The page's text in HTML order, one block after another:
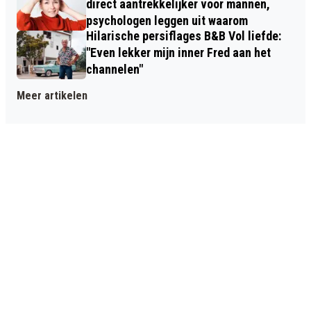
direct aantrekkelijker voor mannen,
psychologen leggen uit waarom
Hilarische persiflages B&B Vol liefde:
"Even lekker mijn inner Fred aan het
channelen"
Meer artikelen